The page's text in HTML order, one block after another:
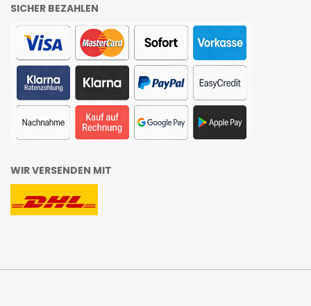
SICHER BEZAHLEN
WIR VERSENDEN MIT